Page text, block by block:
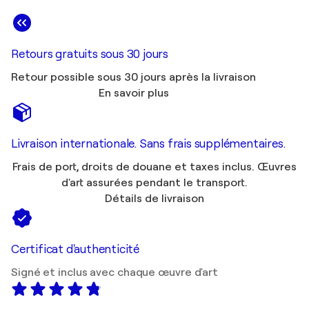
Retours gratuits sous 30 jours
Retour possible sous 30 jours après la livraison
En savoir plus
Livraison internationale. Sans frais supplémentaires.
Frais de port, droits de douane et taxes inclus. Œuvres
d'art assurées pendant le transport.
Détails de livraison
Certificat d'authenticité
Signé et inclus avec chaque œuvre d'art